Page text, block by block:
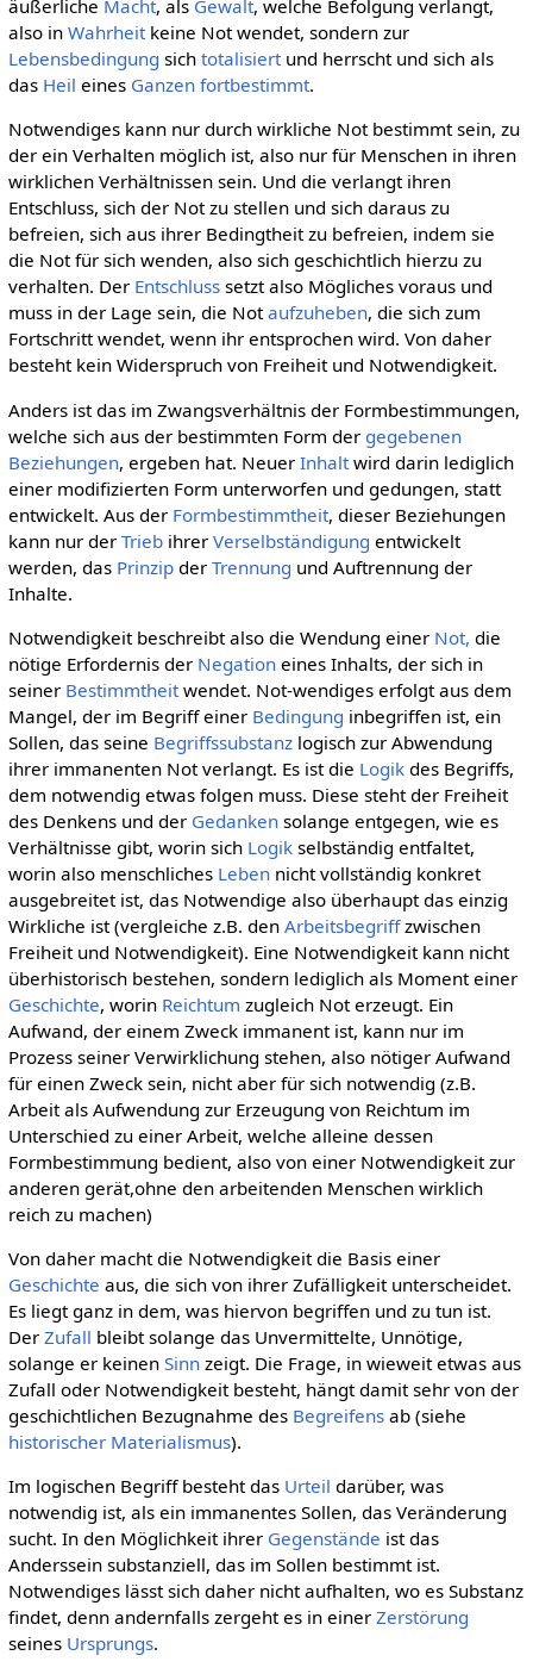
äußerliche Macht, als Gewalt, welche Befolgung verlangt,
also in Wahrheitkeine Not wendet, sondern zur
Lebensbedingung sich totalisiertund herrscht und sich als
das Heil eines Ganzen fortbestimmt.
Notwendiges kann nur durch wirkliche Not bestimmt sein, zu
der ein Verhalten möglich ist, also nur für Menschen in ihren
wirklichen Verhältnissen sein. Und die verlangt ihren
Entschluss, sich der Not zu stellen und sich daraus zu
befreien, sich aus ihrer Bedingtheit zu befreien, indem sie
die Not für sich wenden, also sich geschichtlich hierzu zu
verhalten. Der Entschlusssetzt also Mögliches voraus und
muss in der Lage sein, die Notaufzuheben, die sich zum
Fortschritt wendet, wenn ihr entsprochen wird. Von daher
besteht kein Widerspruch von Freiheit und Notwendigkeit.
Anders ist das im Zwangsverhältnis der Formbestimmungen,
welche sich aus der bestimmten Form der gegebenen
Beziehungen, ergeben hat. Neuer Inhaltwird darin lediglich
einer modifizierten Form unterworfen und gedungen, statt
entwickelt. Aus der Formbestimmtheit, dieser Beziehungen
kann nur der Triebihrer Verselbständigung entwickelt
werden, das Prinzipder Trennung und Auftrennung der
Inhalte.
Notwendigkeit beschreibt also die Wendung einer Not, die
nötige Erfordernis der Negationeines Inhalts, der sich in
seiner Bestimmtheitwendet. Not-wendiges erfolgt aus dem
Mangel, der im Begriff einer Bedingung inbegriffen ist, ein
Sollen, das seine Begriffssubstanzlogisch zur Abwendung
ihrer immanenten Not verlangt. Es ist die Logikdes Begriffs,
dem notwendig etwas folgen muss. Diese steht der Freiheit
des Denkens und der Gedankensolange entgegen, wie es
Verhältnisse gibt, worin sich Logikselbständig entfaltet,
worin also menschliches Lebennicht vollständig konkret
ausgebreitet ist, das Notwendige also überhaupt das einzig
Wirkliche ist (vergleiche z.B. den Arbeitsbegriffzwischen
Freiheit und Notwendigkeit). Eine Notwendigkeit kann nicht
überhistorisch bestehen, sondern lediglich als Moment einer
Geschichte, worin Reichtum zugleich Not erzeugt. Ein
Aufwand, der einem Zweck immanent ist, kann nur im
Prozess seiner Verwirklichung stehen, also nötiger Aufwand
für einen Zweck sein, nicht aber für sich notwendig (z.B.
Arbeit als Aufwendung zur Erzeugung von Reichtum im
Unterschied zu einer Arbeit, welche alleine dessen
Formbestimmung bedient, also von einer Notwendigkeit zur
anderen gerät,ohne den arbeitenden Menschen wirklich
reich zu machen)
Von daher macht die Notwendigkeit die Basis einer
Geschichte aus, die sich von ihrer Zufälligkeit unterscheidet.
Es liegt ganz in dem, was hiervon begriffen und zu tun ist.
Der Zufall bleibt solange das Unvermittelte, Unnötige,
solange er keinen Sinnzeigt. Die Frage, in wieweit etwas aus
Zufall oder Notwendigkeit besteht, hängt damit sehr von der
geschichtlichen Bezugnahme des Begreifensab (siehe
historischer Materialismus).
Im logischen Begriff besteht das Urteil darüber, was
notwendig ist, als ein immanentes Sollen, das Veränderung
sucht. In den Möglichkeit ihrer Gegenstände ist das
Anderssein substanziell, das im Sollen bestimmt ist.
Notwendiges lässt sich daher nicht aufhalten, wo es Substanz
findet, denn andernfalls zergeht es in einer Zerstörung
seines Ursprungs.